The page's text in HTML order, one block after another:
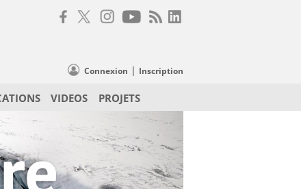
Connexion | Inscription
VIDEOS PROJETS